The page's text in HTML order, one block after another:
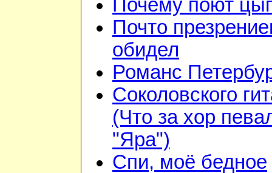
Почему поют
Почто
обидел
Романс
Соколовского
(Что за хор
"Яра")
Спи, моё бедное